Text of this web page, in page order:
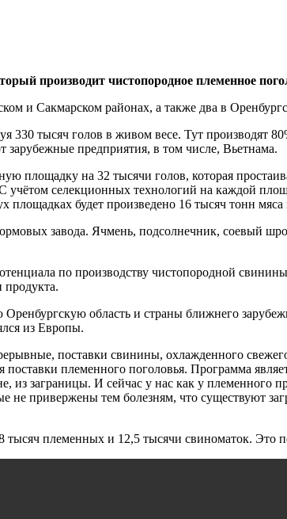
производит чистопородное племенное
и Сакмарском районах, а также два в
тысяч голов в живом весе. Тут производят
предприятия, в том числе, Вьетнама.
площадку на 32 тысячи голов, которая
селекционных технологий на каждой
будет произведено 16 тысяч тонн
завода. Ячмень, подсолнечник, соевый
по производству чистопородной
продукта.
область и страны ближнего
из Европы.
поставки свинины, охлажденного
племенного поголовья. Программа
заграницы. И сейчас у нас как у племенного
привержены тем болезням, что существуют
тысяч племенных и 12,5 тысячи свиноматок.